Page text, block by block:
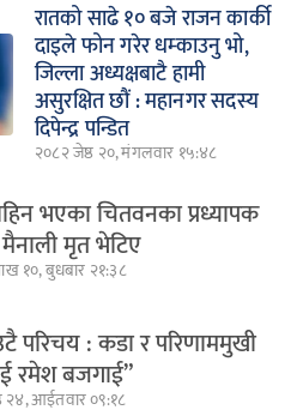
रातको साढे १० बजे राजन कार्की
दाइले फोन गरेर धम्काउनु भो,
जिल्ला अध्यक्षबाटै हामी
असुरक्षित छौं : महानगर सदस्य
दिपेन्द्र पन्डित
२०८२ जेष्ठ २०, मंगलवार १५:४८
भएका चितवनका प्रध्यापक
मृत भेटिए
१०, बुधबार २१:३८
परिचय : कडा र परिणाममुखी
रमेश बजगाई”
२४, आईतवार ०९:१८